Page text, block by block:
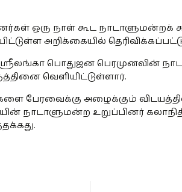
ஒரு நாள் கூட நாடாளுமன்றக்
அறிக்கையில்
ஸ்ரீலங்கா பொதுஜன பெரமுனவின்
வெளியிட்டுள்ளார்.
பேரவைக்கு அழைக்கும்
நாடாளுமன்ற உறுப்பினர்